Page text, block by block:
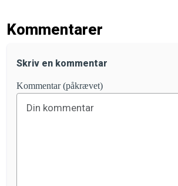
Kommentarer
Skriv en kommentar
Kommentar (påkrævet)